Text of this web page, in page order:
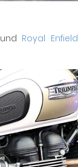
und Royal Enfield